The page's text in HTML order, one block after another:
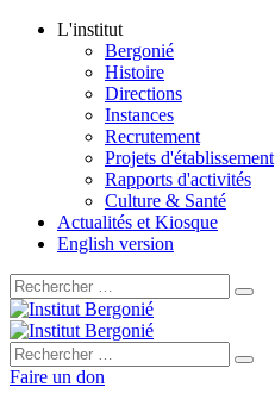
L'institut
Bergonié
Histoire
Directions
Instances
Recrutement
Projets d'établissement
Rapports d'activités
Culture & Santé
Actualités et Kiosque
English version
Rechercher :
Rechercher :
Faire un don